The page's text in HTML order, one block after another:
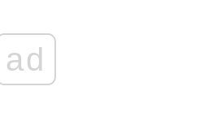
ad